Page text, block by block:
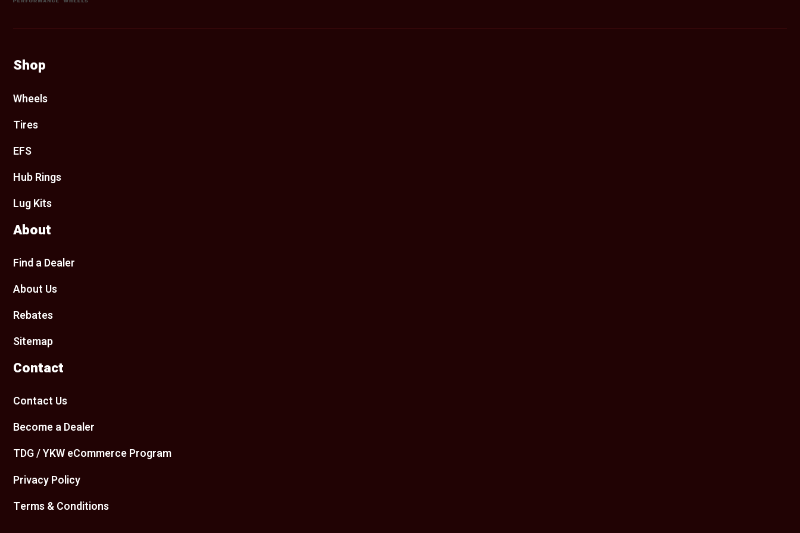
Shop
Wheels
Tires
EFS
Hub Rings
Lug Kits
About
Find a Dealer
About Us
Rebates
Sitemap
Contact
Contact Us
Become a Dealer
TDG / YKW eCommerce Program
Privacy Policy
Terms & Conditions